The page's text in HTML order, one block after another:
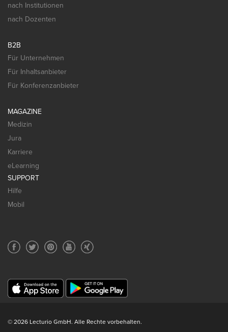
nach Institutionen
nach Dozenten
B2B
Für Unternehmen
Für Inhaltsanbieter
Für Konferenzanbieter
MAGAZINE
Medizin
Jura
Karriere
eLearning
SUPPORT
Hilfe
Mobil
© 2026 Lecturio GmbH. Alle Rechte vorbehalten.